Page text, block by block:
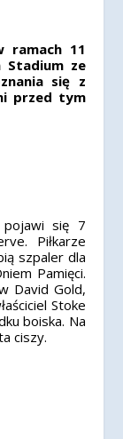
ramach 11
Stadium ze
się z
przed tym
pojawi się 7
Piłkarze
szpaler dla
Pamięci.
David Gold,
Stoke
boiska. Na
ciszy.